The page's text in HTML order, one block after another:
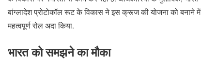
बांग्लादेश प्रोटोकॉल रूट के विकास ने इस क्रूज की योजना को बनाने में
महत्वपूर्ण रोल अदा किया.
भारत को समझने का मौका